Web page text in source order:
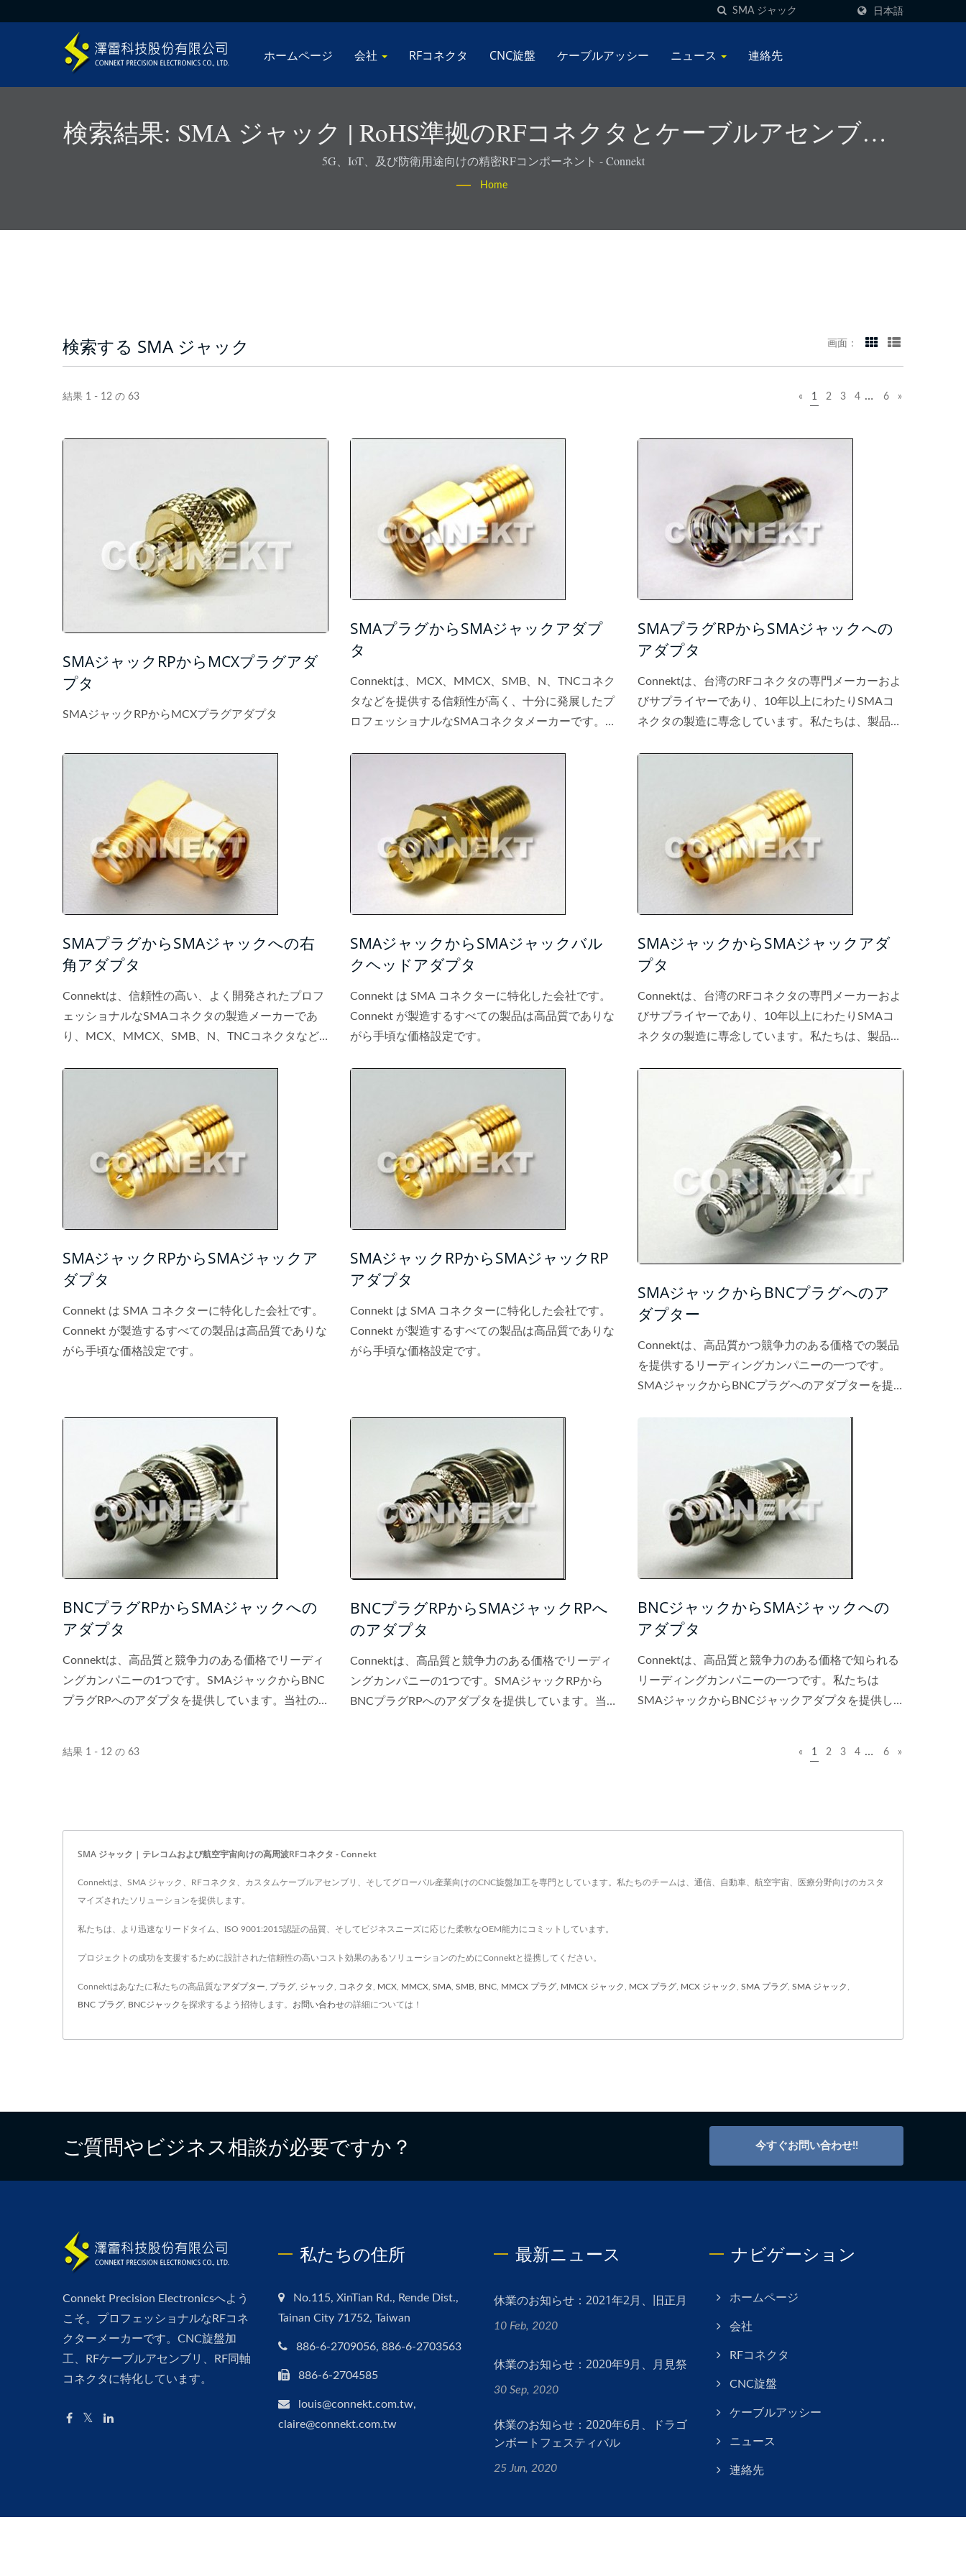
日本語
ホームページ 会社 RFコネクタ CNC旋盤 ケーブルアッシー ニュース 連絡先
検索結果: SMA ジャック | RoHS準拠のRFコネクタとケーブルアセンブリ -
Connekt
5G、IoT、及び防衛用途向けの精密RFコンポーネント - Connekt
Home
検索する SMA ジャック 画面：
結果 1 - 12 の 63 « 1 2 3 4 … 6 »
SMAジャックRPからMCXプラグアダ
プタ
SMAジャックRPからMCXプラグアダプタ
SMAプラグからSMAジャックアダプ
タ
Connektは、MCX、MMCX、SMB、N、TNCコネク
タなどを提供する信頼性が高く、十分に発展したプ
ロフェッショナルなSMAコネクタメーカーです。
SMAプラグRPからSMAジャックへの
アダプタ
Connektは、台湾のRFコネクタの専門メーカーおよ
びサプライヤーであり、10年以上にわたりSMAコ
ネクタの製造に専念しています。私たちは、製品が
SMAプラグからSMAジャックへの右
角アダプタ
Connektは、信頼性の高い、よく開発されたプロフ
ェッショナルなSMAコネクタの製造メーカーであ
り、MCX、MMCX、SMB、N、TNCコネクタなど
SMAジャックからSMAジャックバル
クヘッドアダプタ
Connekt は SMA コネクターに特化した会社です。
Connekt が製造するすべての製品は高品質でありな
がら手頃な価格設定です。
SMAジャックからSMAジャックアダ
プタ
Connektは、台湾のRFコネクタの専門メーカーおよ
びサプライヤーであり、10年以上にわたりSMAコ
ネクタの製造に専念しています。私たちは、製品が
SMAジャックRPからSMAジャックア
ダプタ
Connekt は SMA コネクターに特化した会社です。
Connekt が製造するすべての製品は高品質でありな
がら手頃な価格設定です。
SMAジャックRPからSMAジャックRP
アダプタ
Connekt は SMA コネクターに特化した会社です。
Connekt が製造するすべての製品は高品質でありな
がら手頃な価格設定です。
SMAジャックからBNCプラグへのア
ダプター
Connektは、高品質かつ競争力のある価格での製品
を提供するリーディングカンパニーの一つです。
SMAジャックからBNCプラグへのアダプターを提
BNCプラグRPからSMAジャックへの
アダプタ
Connektは、高品質と競争力のある価格でリーディ
ングカンパニーの1つです。SMAジャックからBNC
プラグRPへのアダプタを提供しています。当社の
BNCプラグRPからSMAジャックRPへ
のアダプタ
Connektは、高品質と競争力のある価格でリーディ
ングカンパニーの1つです。SMAジャックRPから
BNCプラグRPへのアダプタを提供しています。当
BNCジャックからSMAジャックへの
アダプタ
Connektは、高品質と競争力のある価格で知られる
リーディングカンパニーの一つです。私たちは
SMAジャックからBNCジャックアダプタを提供し
結果 1 - 12 の 63 « 1 2 3 4 … 6 »
SMA ジャック | テレコムおよび航空宇宙向けの高周波RFコネクタ - Connekt
Connektは、SMA ジャック、RFコネクタ、カスタムケーブルアセンブリ、そしてグローバル産業向けのCNC旋盤加工を専門としています。私たちのチームは、通信、自動車、航空宇宙、医療分野向けのカスタ
マイズされたソリューションを提供します。
私たちは、より迅速なリードタイム、ISO 9001:2015認証の品質、そしてビジネスニーズに応じた柔軟なOEM能力にコミットしています。
プロジェクトの成功を支援するために設計された信頼性の高いコスト効果のあるソリューションのためにConnektと提携してください。
Connektはあなたに私たちの高品質なアダプター プラグ ジャック コネクタ MCX MMCX SMA SMB BNC MMCX プラグ MMCX ジャック MCX プラグ MCX ジャック SMA プラグ SMA ジャック
BNC プラグ BNCジャック を探求するよう招待します。 お問い合わせの詳細については！
ご質問やビジネス相談が必要ですか？ 今すぐお問い合わせ!!
Connekt Precision Electronicsへよう
こそ。プロフェッショナルなRFコネ
クターメーカーです。CNC旋盤加
工、RFケーブルアセンブリ、RF同軸
コネクタに特化しています。
私たちの住所
No.115, XinTian Rd., Rende Dist.,
Tainan City 71752, Taiwan
886-6-2709056, 886-6-2703563
886-6-2704585
louis@connekt.com.tw,
claire@connekt.com.tw
最新ニュース
休業のお知らせ：2021年2月、旧正月
10 Feb, 2020
休業のお知らせ：2020年9月、月見祭
30 Sep, 2020
休業のお知らせ：2020年6月、ドラゴ
ンボートフェスティバル
25 Jun, 2020
ナビゲーション
ホームページ
会社
RFコネクタ
CNC旋盤
ケーブルアッシー
ニュース
連絡先